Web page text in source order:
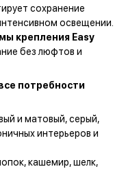
сохранение
освещении.
крепления Easy
без люфтов и
потребности
и матовый, серый,
интерьеров и
кашемир, шелк,